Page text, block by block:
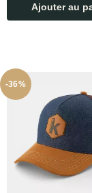
Ajouter au
-36%